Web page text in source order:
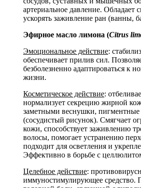
артериальное давление. Обладает
ускорять заживление ран (ванны,
Эфирное масло лимона (Citrus
Эмоциональное действие:
обеспечивает прилив сил.
безболезненно адаптироваться к
жизни.
Косметическое действие:
нормализует секрецию жирной
заметными веснушки, пигментные
(сосудистый рисунок). Смягчает
кожи, способствует заживлению
волосы, помогает устранению
подходит для осветления и
Эффективно в борьбе с
Целебное действие:
иммуностимулирующее средство.